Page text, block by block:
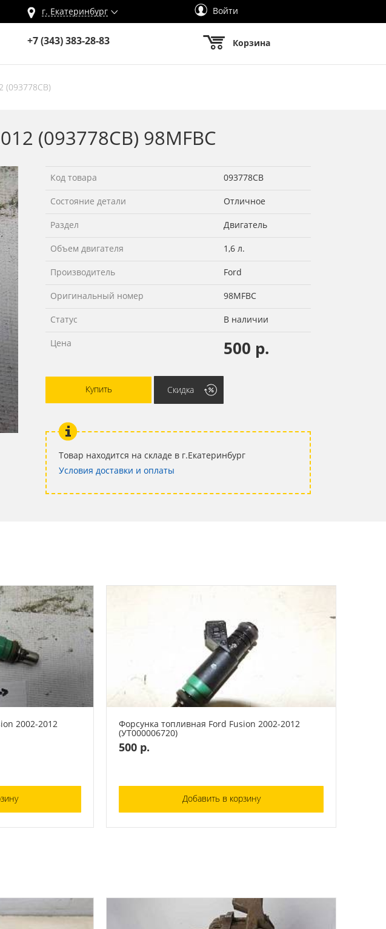
г. Екатеринбург Войти
+7 (343) 383-28-83 Корзина
(093778СВ)
(093778СВ) 98MFBC
Код товара 093778СВ
Состояние детали Отличное
Раздел Двигатель
Объем двигателя 1,6 л.
Производитель Ford
Оригинальный номер 98MFBC
Статус В наличии
Цена 500 р.
Купить Скидка
Товар находится на складе в г.Екатеринбург
Условия доставки и оплаты
2002-2012 Форсунка топливная Ford Fusion 2002-2012
(УТ000006720)
500 р.
Добавить в корзину